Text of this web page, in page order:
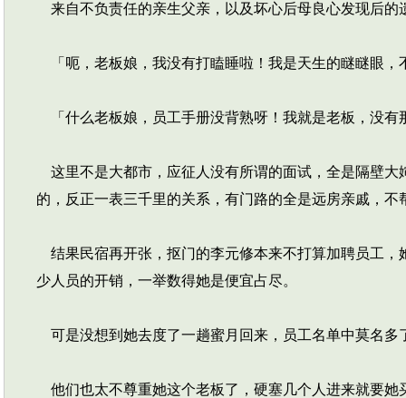
来自不负责任的亲生父亲，以及坏心后母良心发现后的
「呃，老板娘，我没有打瞌睡啦！我是天生的瞇瞇眼
「什么老板娘，员工手册没背熟呀！我就是老板，没
这里不是大都市，应征人没有所谓的面试，全是隔壁大
的，反正一表三千里的关系，有门路的全是远房亲戚，不
结果民宿再开张，抠门的李元修本来不打算加聘员工，
少人员的开销，一举数得她是便宜占尽。
可是没想到她去度了一趟蜜月回来，员工名单中莫名
他们也太不尊重她这个老板了，硬塞几个人进来就要她